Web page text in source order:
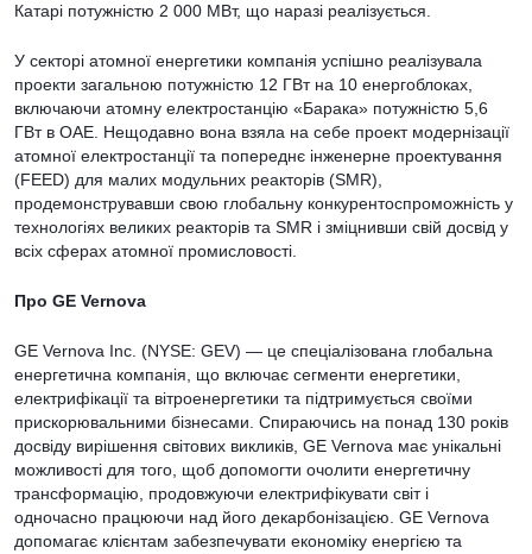
Катарі потужністю 2 000 МВт, що наразі реалізується.
У секторі атомної енергетики компанія успішно реалізувала
проекти загальною потужністю 12 ГВт на 10 енергоблоках,
включаючи атомну електростанцію «Барака» потужністю 5,6
ГВт в ОАЕ. Нещодавно вона взяла на себе проект модернізації
атомної електростанції та попереднє інженерне проектування
(FEED) для малих модульних реакторів (SMR),
продемонструвавши свою глобальну конкурентоспроможність у
технологіях великих реакторів та SMR і зміцнивши свій досвід у
всіх сферах атомної промисловості.
Про GE Vernova
GE Vernova Inc. (NYSE: GEV) — це спеціалізована глобальна
енергетична компанія, що включає сегменти енергетики,
електрифікації та вітроенергетики та підтримується своїми
прискорювальними бізнесами. Спираючись на понад 130 років
досвіду вирішення світових викликів, GE Vernova має унікальні
можливості для того, щоб допомогти очолити енергетичну
трансформацію, продовжуючи електрифікувати світ і
одночасно працюючи над його декарбонізацією. GE Vernova
допомагає клієнтам забезпечувати економіку енергією та